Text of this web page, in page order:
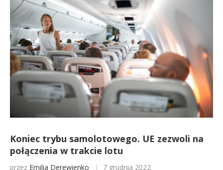
Koniec trybu samolotowego. UE zezwoli na
połączenia w trakcie lotu
przez Emilia Derewienko 7 grudnia 2022